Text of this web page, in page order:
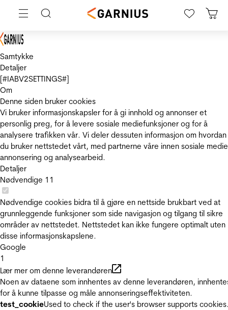
Samtykke
Detaljer
[#IABV2SETTINGS#]
Om
Denne siden bruker cookies
Vi bruker informasjonskapsler for å gi innhold og annonser et
personlig preg, for å levere sosiale mediefunksjoner og for å
analysere trafikken vår. Vi deler dessuten informasjon om hvordan
du bruker nettstedet vårt, med partnerne våre innen sosiale
annonsering og analysearbeid.
Detaljer
Nødvendige 11
Nødvendige cookies bidra til å gjøre en nettside brukbart ved at
grunnleggende funksjoner som side navigasjon og tilgang til sikre
områder av nettstedet. Nettstedet kan ikke fungere optimalt uten
disse informasjonskapslene.
Google
1
Lær mer om denne leverandøren
Noen av dataene som innhentes av denne leverandøren,
for å kunne tilpasse og måle annonseringseffektiviteten.
test_cookieUsed to check if the user's browser supports